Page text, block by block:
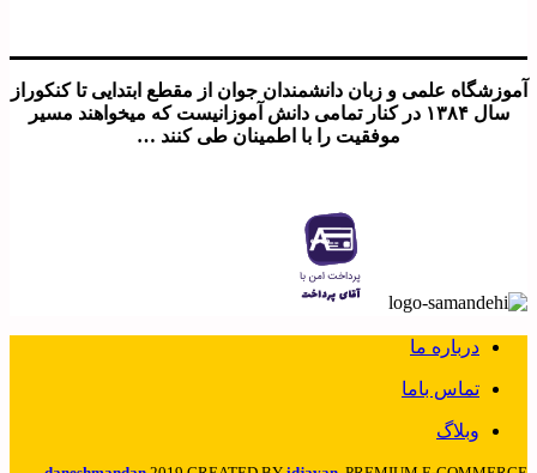
آموزشگاه علمی و زبان دانشمندان جوان از مقطع ابتدایی تا کنکوراز
سال ۱۳۸۴ در کنار تمامی دانش آموزانیست که میخواهند مسیر
موفقیت را با اطمینان طی کنند …
درباره ما
تماس باما
وبلاگ